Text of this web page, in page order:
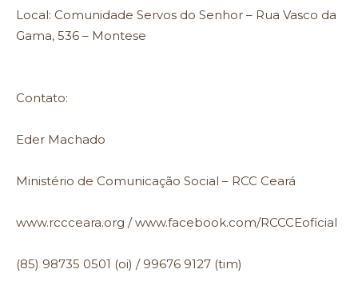
Local: Comunidade Servos do Senhor – Rua Vasco da
Gama, 536 – Montese
Contato:
Eder Machado
Ministério de Comunicação Social – RCC Ceará
www.rccceara.org / www.facebook.com/RCCCEoficial
(85) 98735 0501 (oi) / 99676 9127 (tim)